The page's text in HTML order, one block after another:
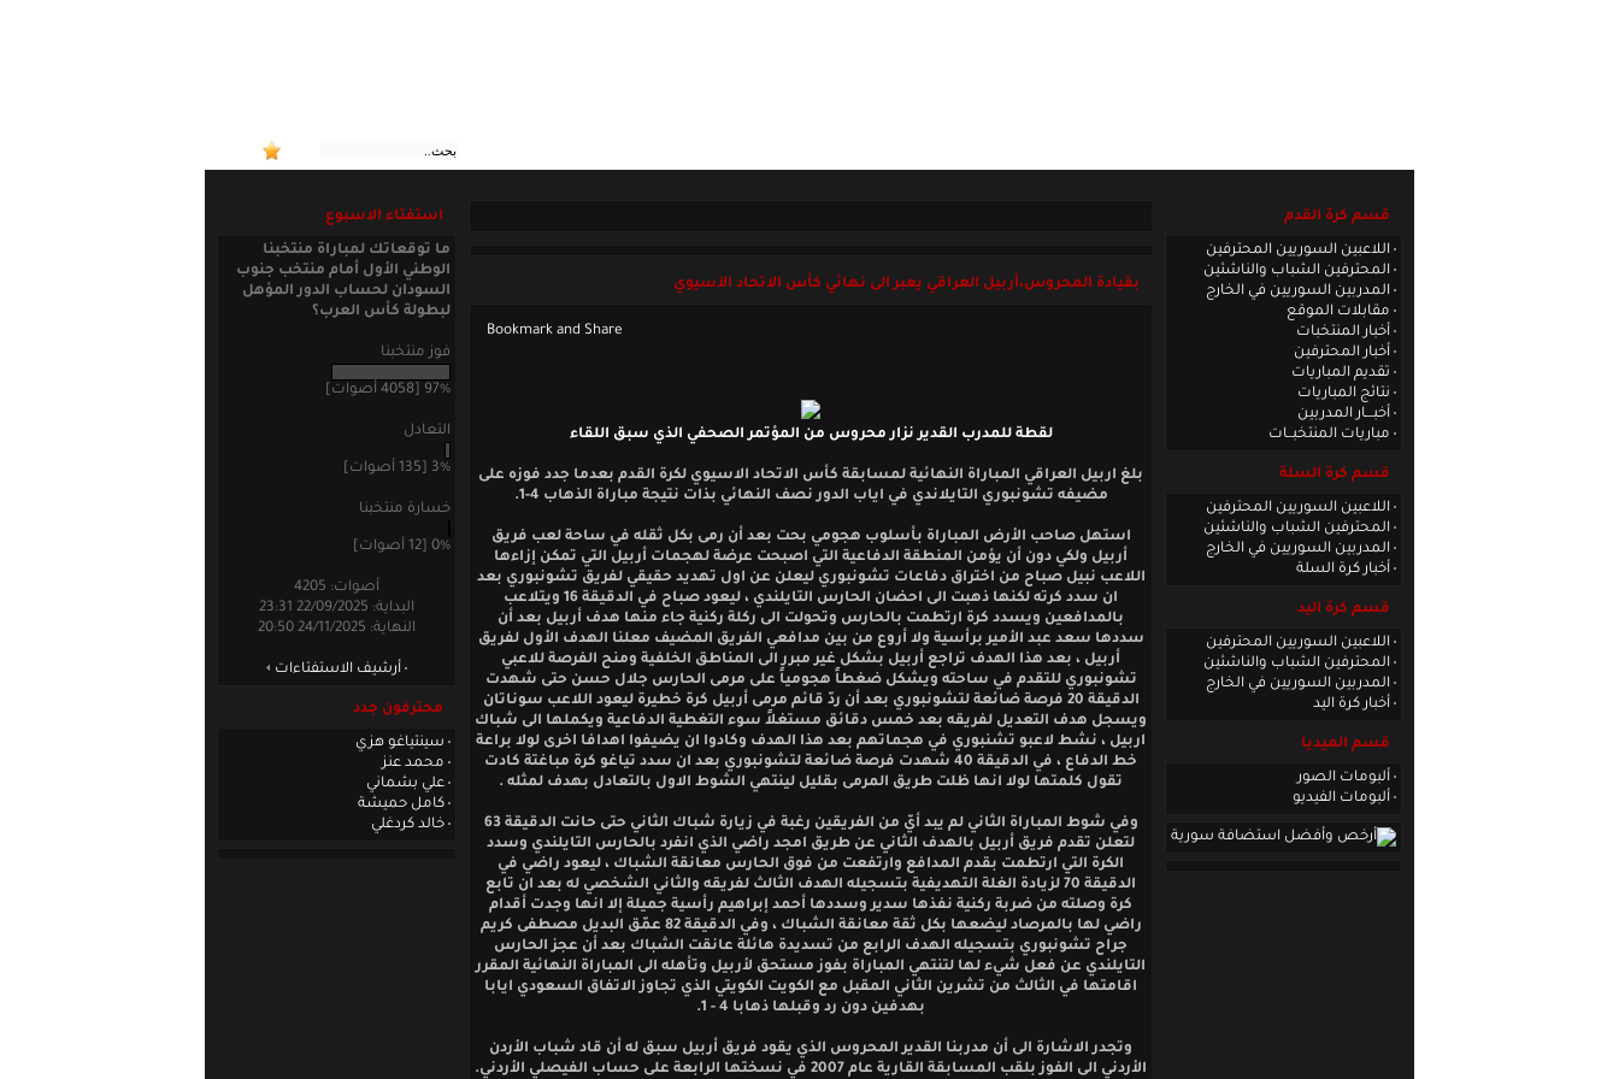
قسم كرة القدم
اللاعبين السوريين المحترفين
المحترفين الشباب والناشئين
المدربين السوريين في الخارج
مقابلات الموقع
أخبار المنتخبات
أخبار المحترفين
تقديم المباريات
نتائج المباريات
أخبـــار المدربين
مباريات المنتخبــات
قسم كرة السلة
اللاعبين السوريين المحترفين
المحترفين الشباب والناشئين
المدربين السوريين في الخارج
أخبار كرة السلة
قسم كرة اليد
اللاعبين السوريين المحترفين
المحترفين الشباب والناشئين
المدربين السوريين في الخارج
أخبار كرة اليد
قسم الميديا
ألبومات الصور
ألبومات الفيديو
بقيادة المحروس،أربيل العراقي يعبر الى نهائي كأس الاتحاد الآسيوي
لقطة للمدرب القدير نزار محروس من المؤتمر الصحفي الذي سبق اللقاء
بلغ اربيل العراقي المباراة النهائية لمسابقة كأس الاتحاد الاسيوي لكرة القدم بعدما جدد فوزه على
مضيفه تشونبوري التايلاندي في اياب الدور نصف النهائي بذات نتيجة مباراة الذهاب 4-1.
استهل صاحب الأرض المباراة بأسلوب هجومي بحت بعد أن رمى بكل ثقله في ساحة لعب فريق
أربيل ولكي دون أن يؤمن المنطقة الدفاعية التي اصبحت عرضة لهجمات أربيل التي تمكن إزاءها
اللاعب نبيل صباح من اختراق دفاعات تشونبوري ليعلن عن اول تهديد حقيقي لفريق تشونبوري بعد
ان سدد كرته لكنها ذهبت الى احضان الحارس التايلندي ، ليعود صباح في الدقيقة 16 ويتلاعب
بالمدافعين ويسدد كرة ارتطمت بالحارس وتحولت الى ركلة ركنية جاء منها هدف أربيل بعد أن
سددها سعد عبد الأمير برأسية ولا أروع من بين مدافعي الفريق المضيف معلنا الهدف الأول لفريق
أربيل ، بعد هذا الهدف تراجع أربيل بشكل غير مبرر الى المناطق الخلفية ومنح الفرصة للاعبي
تشونبوري للتقدم في ساحته ويشكل ضغطاً هجومياً على مرمى الحارس جلال حسن حتى شهدت
الدقيقة 20 فرصة ضائعة لتشونبوري بعد أن ردّ قائم مرمى أربيل كرة خطيرة ليعود اللاعب سوناتان
ويسجل هدف التعديل لفريقه بعد خمس دقائق مستغلاً سوء التغطية الدفاعية ويكملها الى شباك
اربيل ، نشط لاعبو تشنبوري في هجماتهم بعد هذا الهدف وكادوا ان يضيفوا اهدافا اخرى لولا براعة
خط الدفاع ، في الدقيقة 40 شهدت فرصة ضائعة لتشونبوري بعد ان سدد تياغو كرة مباغتة كادت
تقول كلمتها لولا انها ظلت طريق المرمى بقليل لينتهي الشوط الاول بالتعادل بهدف لمثله .
وفي شوط المباراة الثاني لم يبد أيّ من الفريقين رغبة في زيارة شباك الثاني حتى حانت الدقيقة 63
لتعلن تقدم فريق أربيل بالهدف الثاني عن طريق امجد راضي الذي انفرد بالحارس التايلندي وسدد
الكرة التي ارتطمت بقدم المدافع وارتفعت من فوق الحارس معانقة الشباك ، ليعود راضي في
الدقيقة 70 لزيادة الغلة التهديفية بتسجيله الهدف الثالث لفريقه والثاني الشخصي له بعد ان تابع
كرة وصلته من ضربة ركنية نفذها سدير وسددها أحمد إبراهيم رأسية جميلة إلا انها وجدت أقدام
راضي لها بالمرصاد ليضعها بكل ثقة معانقة الشباك ، وفي الدقيقة 82 عمّق البديل مصطفى كريم
جراح تشونبوري بتسجيله الهدف الرابع من تسديدة هائلة عانقت الشباك بعد أن عجز الحارس
التايلندي عن فعل شيء لها لتنتهي المباراة بفوز مستحق لأربيل وتأهله الى المباراة النهائية المقرر
اقامتها في الثالث من تشرين الثاني المقبل مع الكويت الكويتي الذي تجاوز الاتفاق السعودي ايابا
بهدفين دون رد وقبلها ذهابا 4 - 1.
وتجدر الاشارة الى أن مدربنا القدير المحروس الذي يقود فريق أربيل سبق له أن قاد شباب الأردن
الأردني الى الفوز بلقب المسابقة القارية عام 2007 في نسختها الرابعة على حساب الفيصلي الأردني.
استفتاء الاسبوع
ما توقعاتك لمباراة منتخبنا
الوطني الأول أمام منتخب جنوب
السودان لحساب الدور المؤهل
لبطولة كأس العرب؟
فوز منتخبنا
97% [4058 أصوات]
التعادل
3% [135 أصوات]
خسارة منتخبنا
0% [12 أصوات]
أصوات: 4205
البداية: 22/09/2025 23:31
النهاية: 24/11/2025 20:50
أرشيف الاستفتاءات
محترفون جدد
سينتياغو هزي
محمد عنز
علي بشماني
كامل حميشة
خالد كردغلي